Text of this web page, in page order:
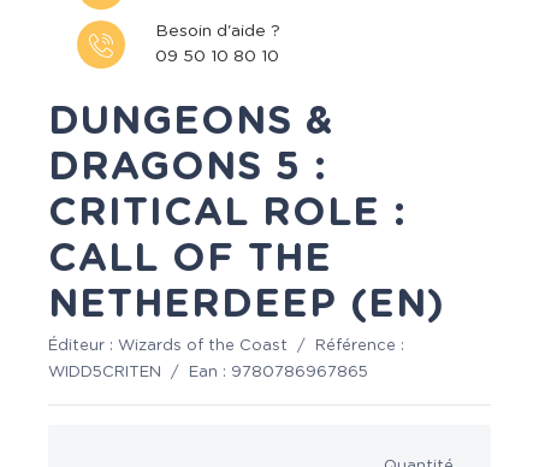
Besoin d'aide ?
09 50 10 80 10
DUNGEONS &
DRAGONS 5 :
CRITICAL ROLE :
CALL OF THE
NETHERDEEP (EN)
Éditeur : Wizards of the Coast /
Référence :
WIDD5CRITEN
/ Ean : 9780786967865